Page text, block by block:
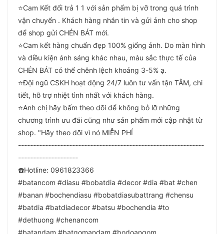
⭐️Cam Kết đổi trả 1 1 với sản phẩm bị vỡ trong quá trình
vận chuyển . Khách hàng nhắn tin và gửi ảnh cho shop
để shop gửi CHÉN BÁT mới.
⭐️Cam kết hàng chuẩn đẹp 100% giống ảnh. Do màn hình
và điều kiện ánh sáng khác nhau, màu sắc thực tế của
CHÉN BÁT có thể chênh lệch khoảng 3-5% ạ.
⭐️Đội ngũ CSKH hoạt động 24/7 luôn tư vấn tận TÂM, chi
tiết, hỗ trợ nhiệt tình nhất với khách hàng.
⭐️Anh chị hãy bấm theo dõi để không bỏ lỡ những
chương trình ưu đãi cũng như sản phẩm mới cập nhật từ
shop. "Hãy theo dõi vì nó MIỄN PHÍ
--------------------------------------------------------------
--------------------
☎️Hotline: 0961823366
#batancom #diasu #bobatdia #decor #dia #bat #chen
#banan #bochendiasu #bobatdiasubattrang #chensu
#batdia #batdiadecor #batsu #bochendia #to
#dethuong #chenancom
#batandam #batgomandam #bodoangom